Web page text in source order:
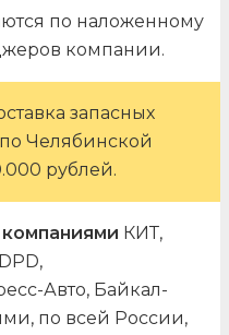
по наложенному
компании.
запасных
Челябинской
рублей.
КИТ,
Авто, Байкал-
по всей России,